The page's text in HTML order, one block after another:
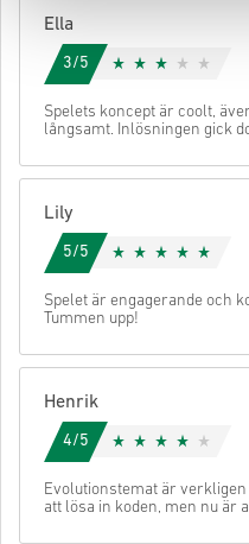
Ella
3/5
Spelets koncept är coolt,
långsamt. Inlösningen gick
Lily
5/5
Spelet är engagerande och
Tummen upp!
Henrik
4/5
Evolutionstemat är
att lösa in koden, men nu är